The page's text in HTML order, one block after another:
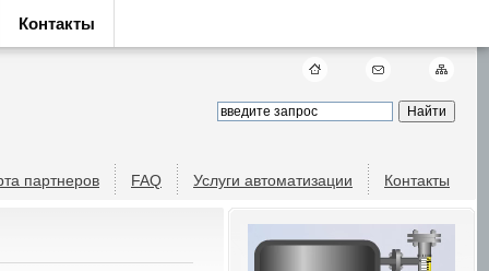
Контакты
партнеров FAQ Услуги автоматизации Контакты